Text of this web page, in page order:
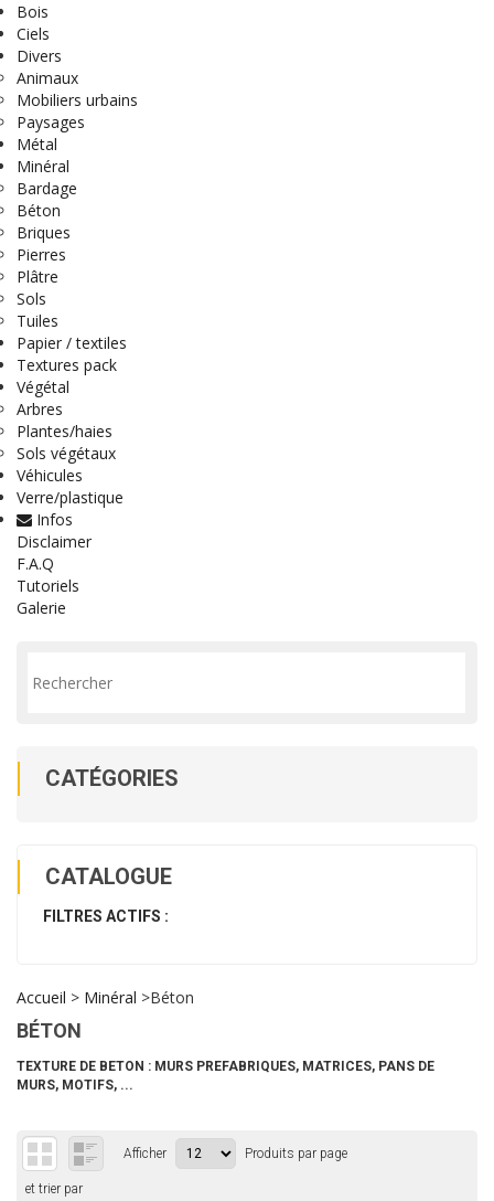
Bois
Ciels
Divers
Animaux
Mobiliers urbains
Paysages
Métal
Minéral
Bardage
Béton
Briques
Pierres
Plâtre
Sols
Tuiles
Papier / textiles
Textures pack
Végétal
Arbres
Plantes/haies
Sols végétaux
Véhicules
Verre/plastique
Infos
Disclaimer
F.A.Q
Tutoriels
Galerie
CATÉGORIES
CATALOGUE
FILTRES ACTIFS :
Accueil > Minéral >Béton
BÉTON
TEXTURE DE BETON : MURS PREFABRIQUES, MATRICES, PANS DE
MURS, MOTIFS, ...
Afficher Produits par page
et trier par